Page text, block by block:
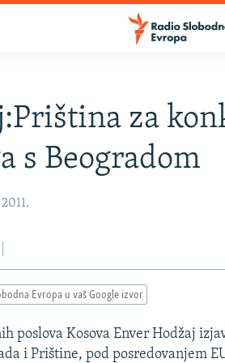
za
s Beogradom
Evropa u vaš Google izvor
poslova Kosova Enver Hodžaj
i Prištine, pod posredovanjem